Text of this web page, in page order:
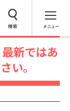
検 索
新ではあ
い。